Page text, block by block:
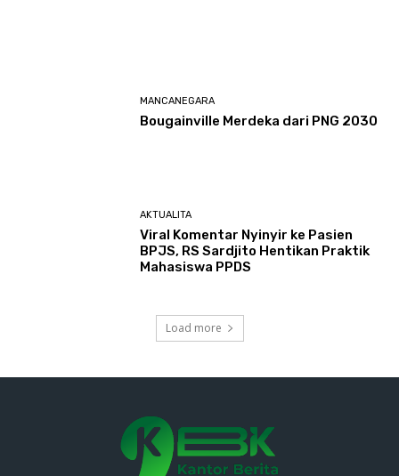
MANCANEGARA
Bougainville Merdeka dari PNG 2030
AKTUALITA
Viral Komentar Nyinyir ke Pasien
BPJS, RS Sardjito Hentikan Praktik
Mahasiswa PPDS
Load more